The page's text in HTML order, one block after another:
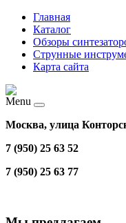
Главная
Каталог
Обзоры
Струнные
Карта сайта
Menu
Москва, улица
7 (950) 25 63 52
7 (950) 25 63 77